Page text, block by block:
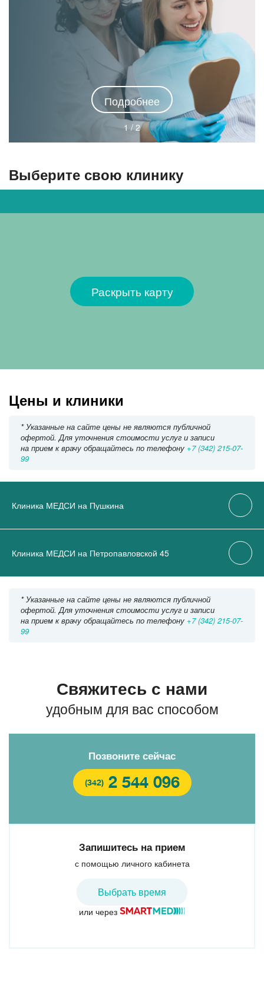
Подробнее
1 / 2
Выберите свою клинику
Раскрыть карту
Цены и клиники
* Указанные на сайте цены не являются публичной
офертой. Для уточнения стоимости услуг и записи
на прием к врачу обращайтесь по телефону +7 (342) 215-07-
99
Клиника МЕДСИ на Пушкина
Клиника МЕДСИ на Петропавловской 45
* Указанные на сайте цены не являются публичной
офертой. Для уточнения стоимости услуг и записи
на прием к врачу обращайтесь по телефону +7 (342) 215-07-
99
Свяжитесь с нами
удобным для вас способом
Позвоните сейчас
(342) 2 544 096
Запишитесь на прием
с помощью личного кабинета
Выбрать время
или через